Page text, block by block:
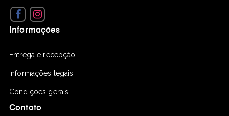
Facebook
Informações
Entrega e recepçào
Informações legais
Condições gerais
Contato